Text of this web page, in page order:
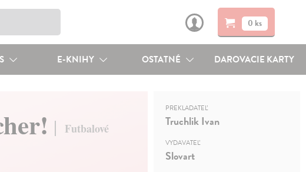
0 ks
E-KNIHY OSTATNÉ DAROVACIE KARTY
Futbalové
PREKLADATEĽ
Truchlik Ivan
VYDAVATEĽ
Slovart